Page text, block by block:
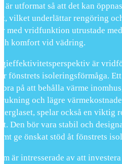
är utformat så att det kan
vilket underlättar rengöring
med vridfunktion utrustade
komfort vid vädring.
är
fönstrets isoleringsförmåga.
bra på att behålla värme
och lägre
spelar också en viktig
Den bör vara stabil och
ge önskat stöd åt fönstrets
är intresserade av att